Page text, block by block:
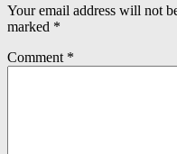
Your email address will not
marked *
Comment *